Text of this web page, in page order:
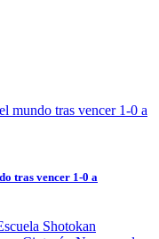
tras vencer 1-0 a